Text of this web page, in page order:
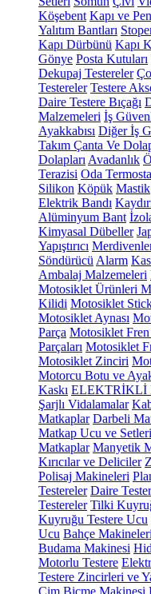
Köşebent Kapı ve
Yalıtım Bantları
Kapı Dürbünü Kapı
Gönye Posta Kutuları
Dekupaj Testereler
Testereler Testere
Daire Testere Bıçağı
Malzemeleri İş
Ayakkabısı Diğer İş
Takım Çanta Ve
Dolapları Avadanlık
Terazisi Oda
Silikon Köpük Mastik
Elektrik Bandı
Alüminyum Bant
Kimyasal Dübeller
Yapıştırıcı
Söndürücü Alarm
Ambalaj Malzemeleri
Motosiklet Ürünleri
Kilidi Motosiklet
Motosiklet Aynası
Parça Motosiklet Fren
Parçaları Motosiklet
Motosiklet Zinciri
Motorcu Botu ve
Kaskı ELEKTRİKLİ
Şarjlı Vidalamalar
Matkaplar Darbeli
Matkap Ucu ve Setleri
Matkaplar Manyetik
Kırıcılar ve Deliciler
Polisaj Makineleri
Testereler Daire
Testereler Tilki
Kuyruğu Testere Ucu
Ucu Bahçe Makineleri
Budama Makinesi
Motorlu Testere
Testere Zincirleri ve
Çim Biçme Makinesi